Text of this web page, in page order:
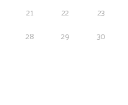
21 22
23
28 29
30